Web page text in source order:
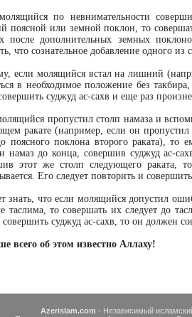
по невнимательности
поясной или земной поклон, то
после дополнительных земных
что сознательное добавление одного из
если молящийся встал на лишний
в необходимое положение без
суджуд ас-сахв и еще раз
пропустил столп намаза и
ракате (например, если он
поясного поклона второго раката), то
намаз до конца, совершив суджуд ас-
этот же столп следующего раката,
Его следует повторить и
знать, что если молящийся допустил
таслима, то совершать их следует до
суджуд ас-сахв, то он должен
всего об этом известно Аллаху!
Azerislam.com - Независимый